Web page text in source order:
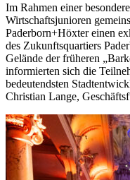
Im Rahmen einer
Wirtschaftsjunioren
Paderborn+Höxter einen
des Zukunftsquartiers
Gelände der früheren
informierten sich die
bedeutendsten
Christian Lange,